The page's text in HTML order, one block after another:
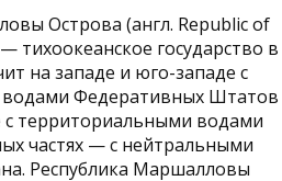
Острова (англ. Republic of
тихоокеанское государство в
на западе и юго-западе с
Федеративных Штатов
территориальными водами
частях — с нейтральными
Республика Маршалловы